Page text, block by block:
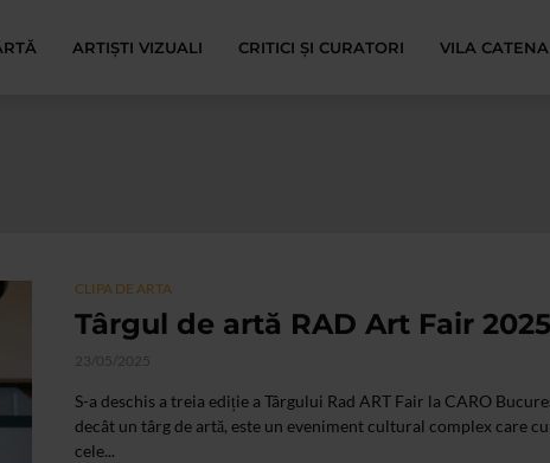
ARTIȘTI VIZUALI CRITICI ȘI CURATORI VILA CATENA
CLIPA DE ARTA
Târgul de artă RAD Art Fair 2025
23/05/2025
S-a deschis a treia ediție a Târgului Rad ART Fair la CARO
decât un târg de artă, este un eveniment cultural complex care
cele...